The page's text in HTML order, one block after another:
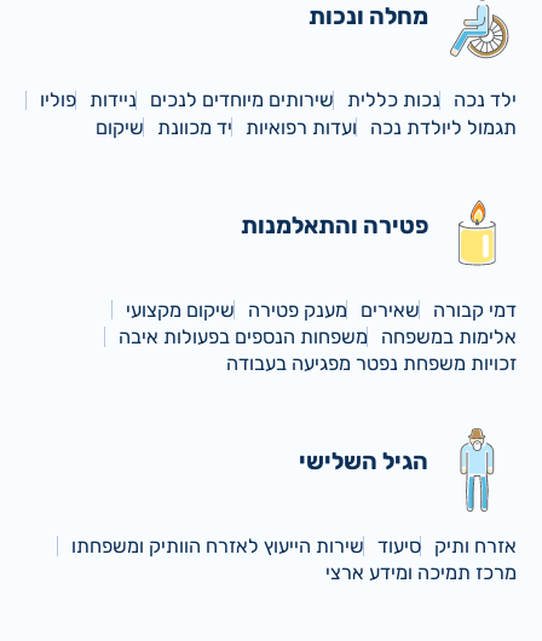
מחלה ונכות
ילד נכה נכות כללית שירותים מיוחדים לנכים ניידות פוליו
תגמול ליולדת נכה
ועדות רפואיות יד מכוונת שיקום
פטירה והתאלמנות
דמי קבורה שאירים מענק פטירה
שיקום מקצועי
אלימות במשפחה
משפחות הנספים בפעולות איבה
זכויות משפחת נפטר מפגיעה בעבודה
הגיל השלישי
אזרח ותיק סיעוד
שירות הייעוץ לאזרח הוותיק ומשפחתו
מרכז תמיכה ומידע ארצי